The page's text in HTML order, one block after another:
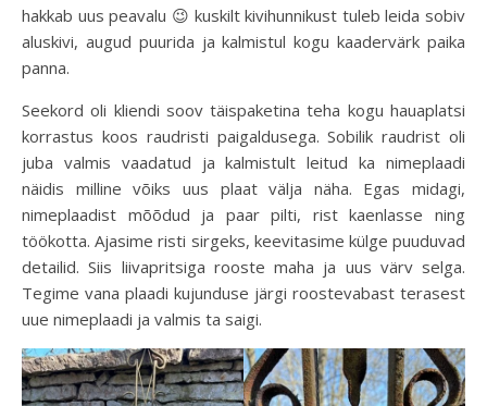
hakkab uus peavalu 😉 kuskilt kivihunnikust tuleb leida sobiv
aluskivi, augud puurida ja kalmistul kogu kaadervärk paika
panna.
Seekord oli kliendi soov täispaketina teha kogu hauaplatsi
korrastus koos raudristi paigaldusega. Sobilik raudrist oli
juba valmis vaadatud ja kalmistult leitud ka nimeplaadi
näidis milline võiks uus plaat välja näha. Egas midagi,
nimeplaadist mõõdud ja paar pilti, rist kaenlasse ning
töökotta. Ajasime risti sirgeks, keevitasime külge puuduvad
detailid. Siis liivapritsiga rooste maha ja uus värv selga.
Tegime vana plaadi kujunduse järgi roostevabast terasest
uue nimeplaadi ja valmis ta saigi.